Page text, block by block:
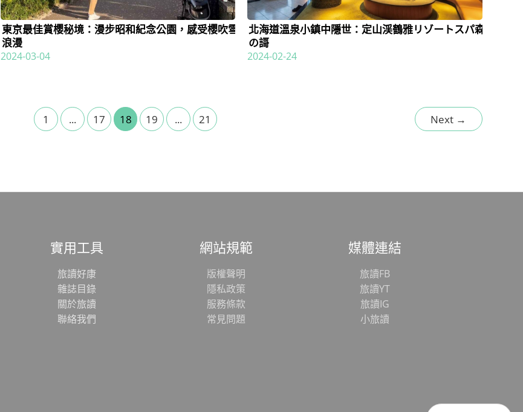
東京最佳賞櫻秘境：漫步昭和紀念公園，感受櫻吹雪
浪漫
2024-03-04
北海道溫泉小鎮中隱世：定山渓鶴雅リゾートスパ森
の謌
2024-02-24
1 ... 17 18 19 ... 21 Next →
實用工具
旅讀好康
雜誌目錄
關於旅讀
聯絡我們
網站規範
版權聲明
隱私政策
服務條款
常見問題
媒體連結
旅讀FB
旅讀YT
旅讀IG
小旅讀